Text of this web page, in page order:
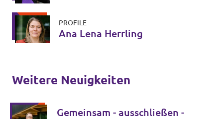
PROFILE
Ana Lena Herrling
Weitere Neuigkeiten
Gemeinsam - ausschließen -